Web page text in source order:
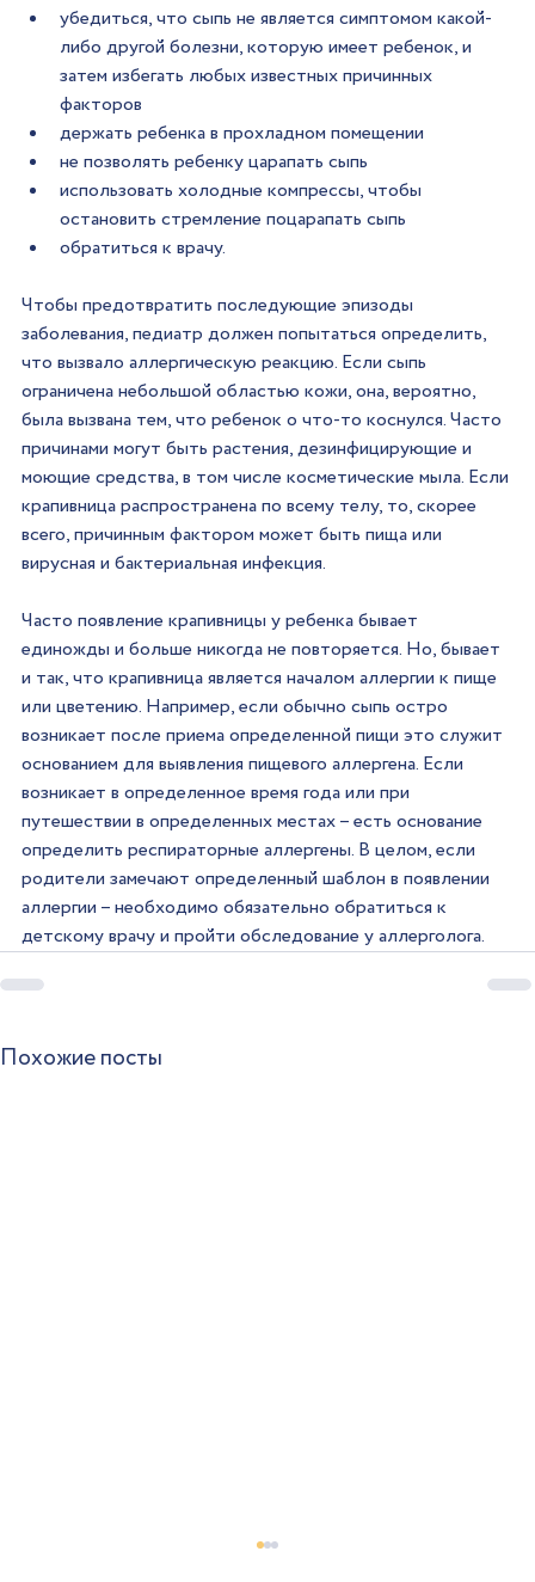
убедиться, что сыпь не является симптомом какой-
либо другой болезни, которую имеет ребенок, и
затем избегать любых известных причинных
факторов
держать ребенка в прохладном помещении
не позволять ребенку царапать сыпь
использовать холодные компрессы, чтобы
остановить стремление поцарапать сыпь
обратиться к врачу.
Чтобы предотвратить последующие эпизоды
заболевания, педиатр должен попытаться определить,
что вызвало аллергическую реакцию. Если сыпь
ограничена небольшой областью кожи, она, вероятно,
была вызвана тем, что ребенок о что-то коснулся. Часто
причинами могут быть растения, дезинфицирующие и
моющие средства, в том числе косметические мыла. Если
крапивница распространена по всему телу, то, скорее
всего, причинным фактором может быть пища или
вирусная и бактериальная инфекция.
Часто появление крапивницы у ребенка бывает
единожды и больше никогда не повторяется. Но, бывает
и так, что крапивница является началом аллергии к пище
или цветению. Например, если обычно сыпь остро
возникает после приема определенной пищи это служит
основанием для выявления пищевого аллергена. Если
возникает в определенное время года или при
путешествии в определенных местах – есть основание
определить респираторные аллергены. В целом, если
родители замечают определенный шаблон в появлении
аллергии – необходимо обязательно обратиться к
детскому врачу и пройти обследование у аллерголога.
Похожие посты